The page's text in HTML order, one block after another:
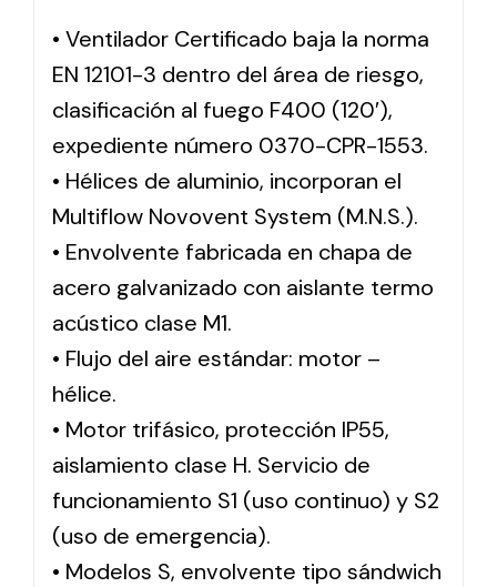
• Ventilador Certificado baja la norma
EN 12101-3 dentro del área de riesgo,
clasificación al fuego F400 (120′),
expediente número 0370-CPR-1553.
• Hélices de aluminio, incorporan el
Multiflow Novovent System (M.N.S.).
• Envolvente fabricada en chapa de
acero galvanizado con aislante termo
acústico clase M1.
• Flujo del aire estándar: motor –
hélice.
• Motor trifásico, protección IP55,
aislamiento clase H. Servicio de
funcionamiento S1 (uso continuo) y S2
(uso de emergencia).
• Modelos S, envolvente tipo sándwich